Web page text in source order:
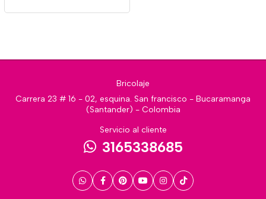
Bricolaje
Carrera 23 # 16 - 02, esquina. San francisco - Bucaramanga
(Santander) - Colombia
Servicio al cliente
3165338685